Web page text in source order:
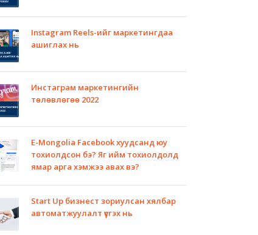
Instagram Reels-ийг маркетингдаа
ашиглах нь
Инстаграм маркетингийн
төлөвлөгөө 2022
E-Mongolia Facebook хуудсанд юу
тохиолдсон бэ? Яг ийм тохиолдолд
ямар арга хэмжээ авах вэ?
Start Up бизнест зориулсан хялбар
автоматжуулалт үүсгэх нь